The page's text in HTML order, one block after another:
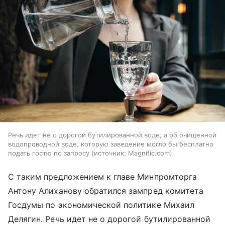
Речь идет не о дорогой бутилированной воде, а об очищенной
водопроводной воде, которую заведение могло бы бесплатно
подать гостю по запросу
источник: Magnific.com
С таким предложением к главе Минпромторга
Антону Алиханову обратился зампред комитета
Госдумы по экономической политике Михаил
Делягин. Речь идет не о дорогой бутилированной